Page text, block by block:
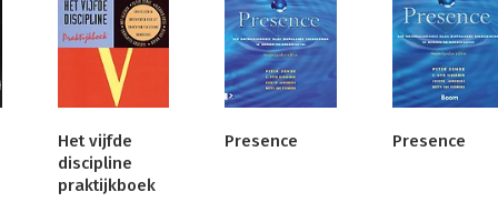
Het vijfde
discipline
praktijkboek
Presence Presence